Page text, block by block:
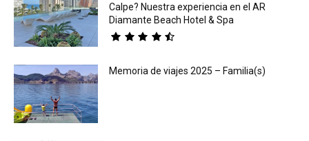
Calpe? Nuestra experiencia en el AR
Diamante Beach Hotel & Spa
Memoria de viajes 2025 – Familia(s)